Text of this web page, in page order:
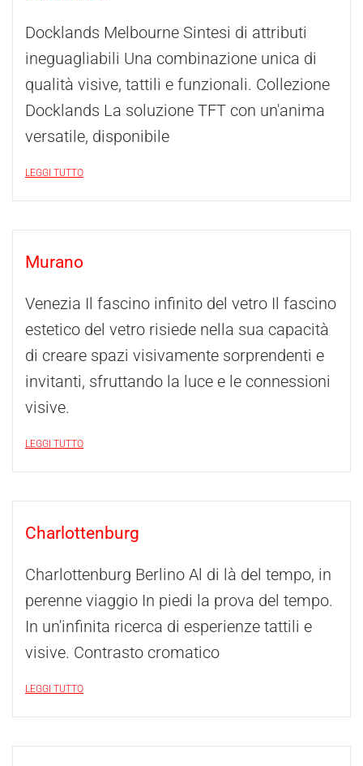
Docklands Melbourne Sintesi di attributi
ineguagliabili Una combinazione unica di
qualità visive, tattili e funzionali. Collezione
Docklands La soluzione TFT con un'anima
versatile, disponibile
LEGGI TUTTO
Murano
Venezia Il fascino infinito del vetro Il fascino
estetico del vetro risiede nella sua capacità
di creare spazi visivamente sorprendenti e
invitanti, sfruttando la luce e le connessioni
visive.
LEGGI TUTTO
Charlottenburg
Charlottenburg Berlino Al di là del tempo, in
perenne viaggio In piedi la prova del tempo.
In un'infinita ricerca di esperienze tattili e
visive. Contrasto cromatico
LEGGI TUTTO